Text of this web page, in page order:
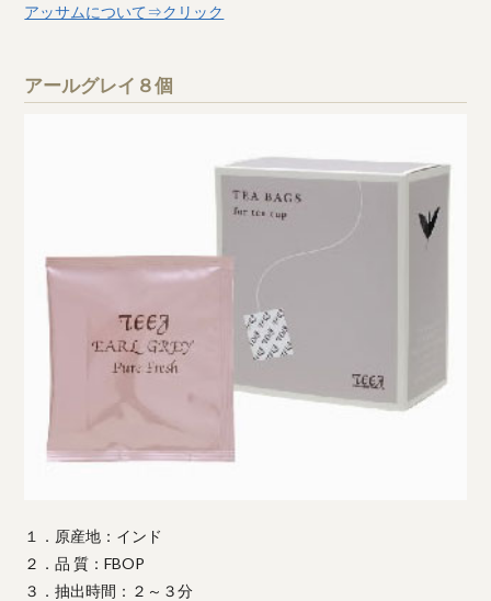
アッサムについて⇒クリック
アールグレイ８個
１．原産地：インド
２．品 質：FBOP
３．抽出時間：２～３分